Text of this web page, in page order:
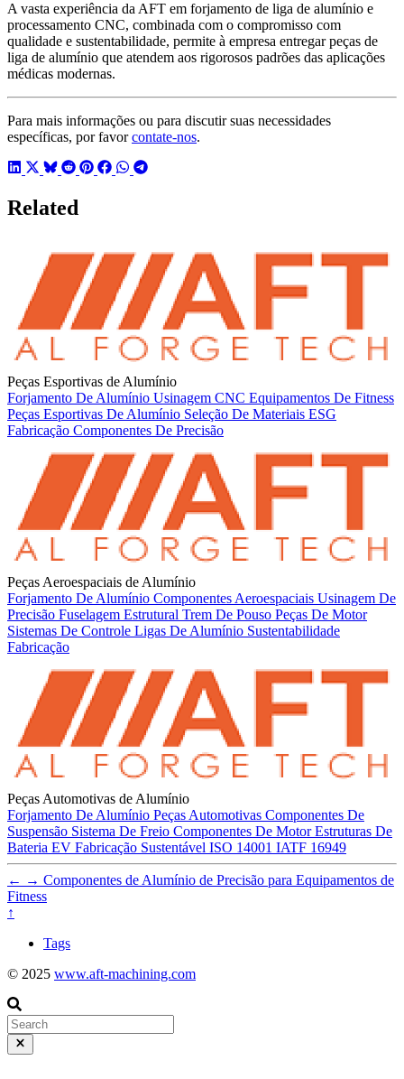
A vasta experiência da AFT em forjamento de liga de alumínio e
processamento CNC, combinada com o compromisso com
qualidade e sustentabilidade, permite à empresa entregar peças de
liga de alumínio que atendem aos rigorosos padrões das aplicações
médicas modernas.
Para mais informações ou para discutir suas necessidades
específicas, por favorcontate-nos.
Related
Peças Esportivas de Alumínio
Forjamento De Alumínio Usinagem CNC Equipamentos De Fitness
Peças Esportivas De Alumínio Seleção De Materiais ESG
Fabricação Componentes De Precisão
Peças Aeroespaciais de Alumínio
Forjamento De Alumínio Componentes Aeroespaciais Usinagem De
Precisão Fuselagem Estrutural Trem De Pouso Peças De Motor
Sistemas De Controle Ligas De Alumínio Sustentabilidade
Fabricação
Peças Automotivas de Alumínio
Forjamento De Alumínio Peças Automotivas Componentes De
Suspensão Sistema De Freio Componentes De MotorEstruturas De
Bateria EV Fabricação Sustentável ISO 14001 IATF 16949
← → Componentes de Alumínio de Precisão para Equipamentos de
Fitness
↑
Tags
© 2025 www.aft-machining.com